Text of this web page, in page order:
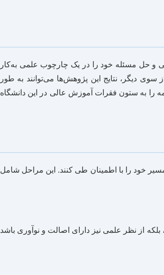
و حل مسئله خود را در یک چارچوب علمی به‌کار
دیگر، نتایج این پژوهش‌ها می‌توانند به طور
را به ستون فقرات آموزش عالی در این دانشگاه
خود را با اطمینان طی کنند. این مراحل شامل
از نظر علمی نیز دارای اصالت و نوآوری باشد